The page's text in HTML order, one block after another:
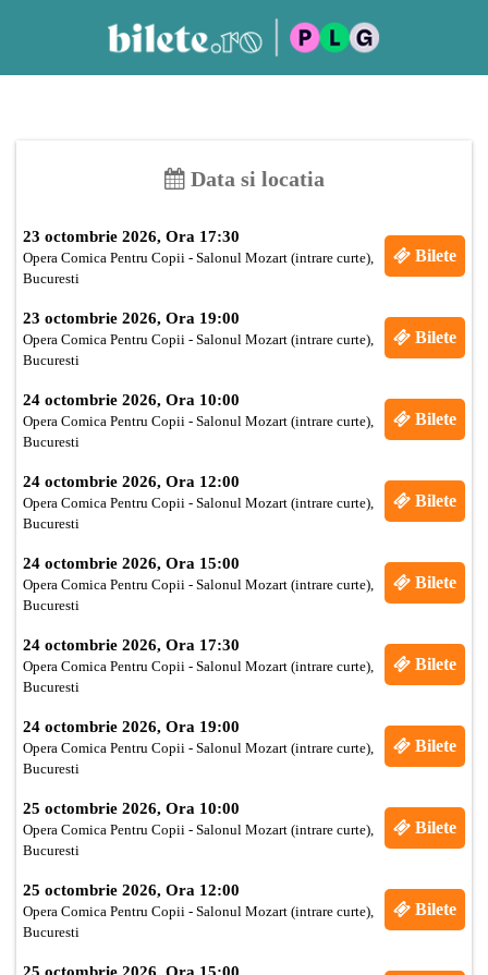
Data si locatia
23 octombrie 2026, Ora 17:30
Opera Comica Pentru Copii - Salonul Mozart (intrare curte),
Bucuresti
Bilete
23 octombrie 2026, Ora 19:00
Opera Comica Pentru Copii - Salonul Mozart (intrare curte),
Bucuresti
Bilete
24 octombrie 2026, Ora 10:00
Opera Comica Pentru Copii - Salonul Mozart (intrare curte),
Bucuresti
Bilete
24 octombrie 2026, Ora 12:00
Opera Comica Pentru Copii - Salonul Mozart (intrare curte),
Bucuresti
Bilete
24 octombrie 2026, Ora 15:00
Opera Comica Pentru Copii - Salonul Mozart (intrare curte),
Bucuresti
Bilete
24 octombrie 2026, Ora 17:30
Opera Comica Pentru Copii - Salonul Mozart (intrare curte),
Bucuresti
Bilete
24 octombrie 2026, Ora 19:00
Opera Comica Pentru Copii - Salonul Mozart (intrare curte),
Bucuresti
Bilete
25 octombrie 2026, Ora 10:00
Opera Comica Pentru Copii - Salonul Mozart (intrare curte),
Bucuresti
Bilete
25 octombrie 2026, Ora 12:00
Opera Comica Pentru Copii - Salonul Mozart (intrare curte),
Bucuresti
Bilete
25 octombrie 2026, Ora 15:00